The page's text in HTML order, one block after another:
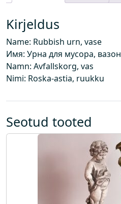
a
a
s
k
o
g
u
Kirjeldus
Name: Rubbish urn, vase
Имя: Урна для мусора, вазон
Namn: Avfallskorg, vas
Nimi: Roska-astia, ruukku
Seotud tooted